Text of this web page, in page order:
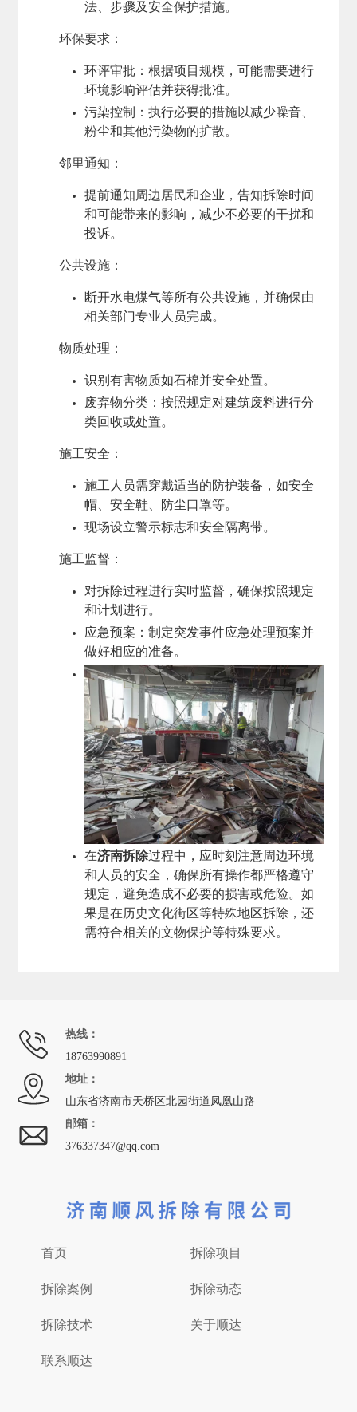
法、步骤及安全保护措施。
环保要求 ：
环评审批：根据项目规模，可能需要进行
环境影响评估并获得批准。
污染控制：执行必要的措施以减少噪音、
粉尘和其他污染物的扩散。
邻里通知 ：
提前通知周边居民和企业，告知拆除时间
和可能带来的影响，减少不必要的干扰和
投诉。
公共设施 ：
断开水电煤气等所有公共设施，并确保由
相关部门专业人员完成。
物质处理 ：
识别有害物质如石棉并安全处置。
废弃物分类：按照规定对建筑废料进行分
类回收或处置。
施工安全 ：
施工人员需穿戴适当的防护装备，如安全
帽、安全鞋、防尘口罩等。
现场设立警示标志和安全隔离带。
施工监督 ：
对拆除过程进行实时监督，确保按照规定
和计划进行。
应急预案：制定突发事件应急处理预案并
做好相应的准备。
在济南拆除过程中，应时刻注意周边环境
和人员的安全，确保所有操作都严格遵守
规定，避免造成不必要的损害或危险。如
果是在历史文化街区等特殊地区拆除，还
需符合相关的文物保护等特殊要求。
热线：
18763990891
地址：
山东省济南市天桥区北园街道凤凰山路
邮箱：
376337347@qq.com
首页 拆除项目
拆除案例 拆除动态
拆除技术 关于顺达
联系顺达